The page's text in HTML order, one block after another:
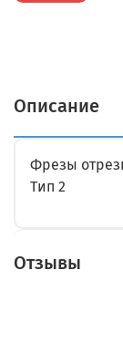
Описание
Фрезы
Тип 2
Отзывы